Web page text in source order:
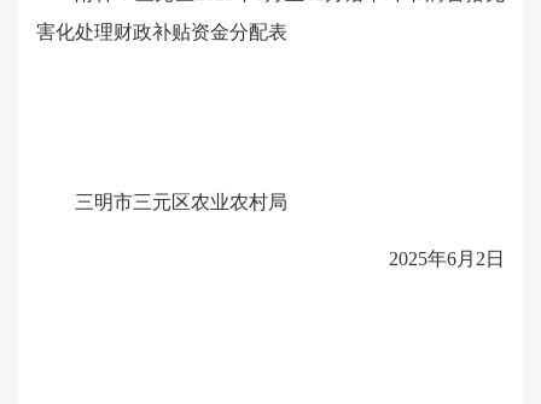
害化处理财政补贴资金分配表
三明市三元区农业农村局
2025年6月2日